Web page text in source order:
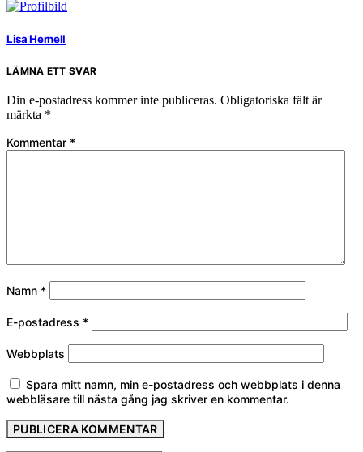
Lisa Hernell
LÄMNA ETT SVAR
Din e-postadress kommer inte publiceras. Obligatoriska fält är
märkta *
Kommentar *
Namn *
E-postadress *
Webbplats
Spara mitt namn, min e-postadress och webbplats i denna
webbläsare till nästa gång jag skriver en kommentar.